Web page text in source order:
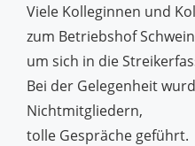
Viele Kolleginnen und
zum Betriebshof
um sich in die
Bei der Gelegenheit
Nichtmitgliedern,
tolle Gespräche geführt.